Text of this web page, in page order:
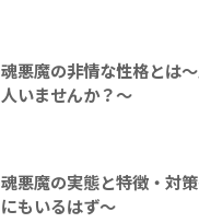
魂悪魔の非情な性格とは
人いませんか？～
魂悪魔の実態と特徴・対
にもいるはず～